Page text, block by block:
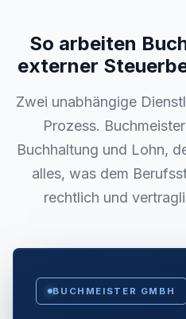
So arbeiten
externer
Zwei unabhängige
Prozess.
Buchhaltung und Lohn,
alles, was dem
rechtlich und
BUCHMEISTER GMBH